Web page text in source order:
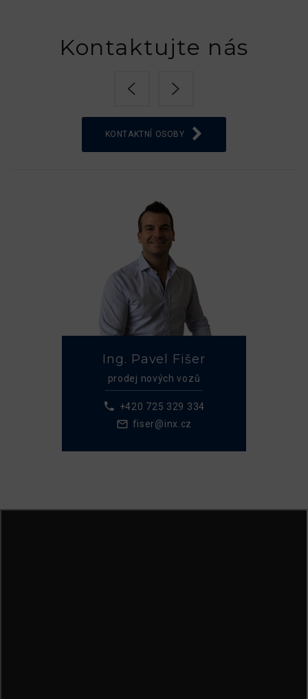
Kontaktujte nás
KONTAKTNÍ OSOBY
Ing. Pavel Fišer
prodej nových vozů
+420 725 329 334
fiser@inx.cz